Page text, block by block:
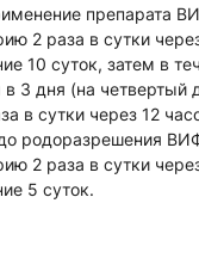
препарата
2 раза в сутки
10 суток, затем в
3 дня (на четвертый
в сутки через 12
родоразрешения
2 раза в сутки
5 суток.